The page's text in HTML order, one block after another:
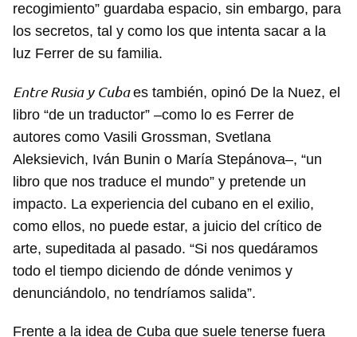
recogimiento” guardaba espacio, sin embargo, para
los secretos, tal y como los que intenta sacar a la
luz Ferrer de su familia.
Entre Rusia y Cubaes también, opinó De la Nuez, el
libro “de un traductor” –como lo es Ferrer de
autores como Vasili Grossman, Svetlana
Aleksievich, Iván Bunin o María Stepánova–, “un
libro que nos traduce el mundo” y pretende un
impacto. La experiencia del cubano en el exilio,
como ellos, no puede estar, a juicio del crítico de
arte, supeditada al pasado. “Si nos quedáramos
todo el tiempo diciendo de dónde venimos y
denunciándolo, no tendríamos salida”.
Frente a la idea de Cuba que suele tenerse fuera